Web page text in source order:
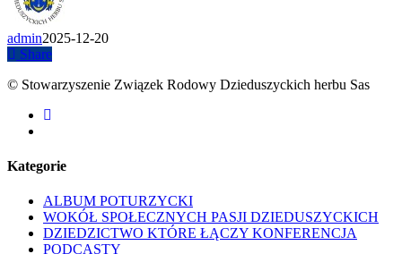
admin2025-12-20
Share
© Stowarzyszenie Związek Rodowy Dzieduszyckich herbu Sas
facebook
Kategorie
ALBUM POTURZYCKI
WOKÓŁ SPOŁECZNYCH PASJI DZIEDUSZYCKICH
DZIEDZICTWO KTÓRE ŁĄCZY KONFERENCJA
PODCASTY